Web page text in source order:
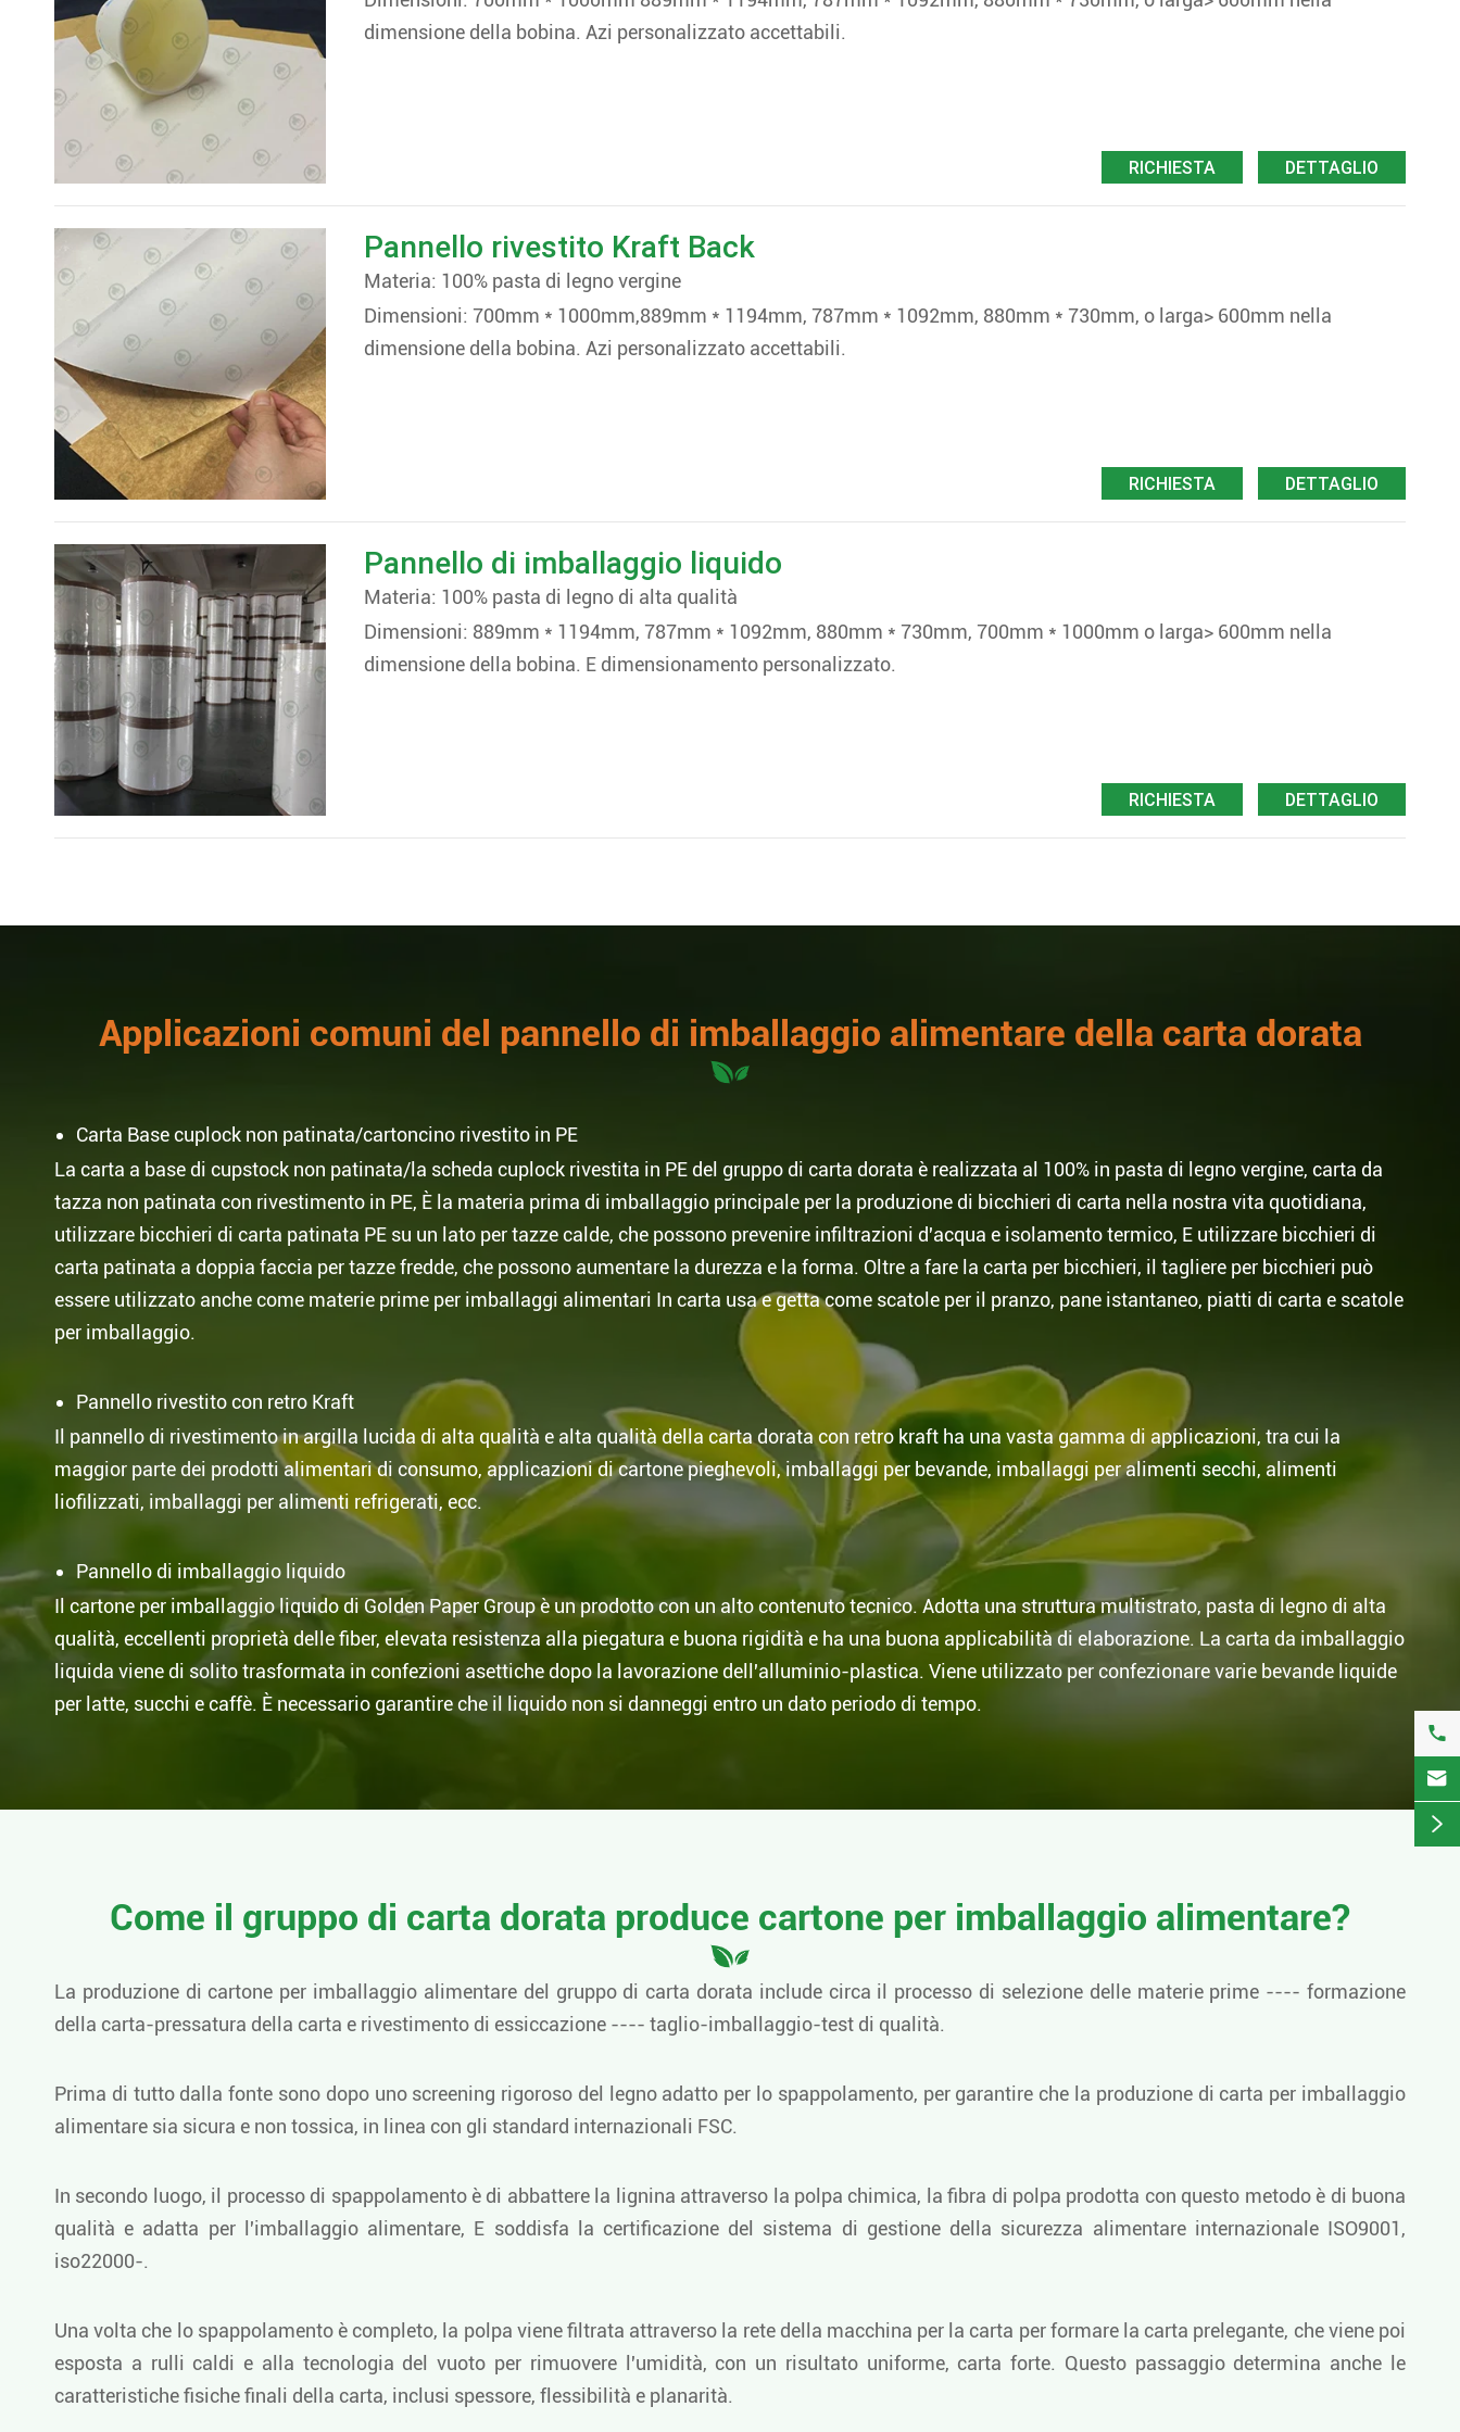
dimensione della bobina. Azi personalizzato accettabili.
RICHIESTA DETTAGLIO
Pannello rivestito Kraft Back
Materia: 100% pasta di legno vergine
Dimensioni: 700mm * 1000mm,889mm * 1194mm, 787mm * 1092mm, 880mm * 730mm, o larga> 600mm nella
dimensione della bobina. Azi personalizzato accettabili.
RICHIESTA DETTAGLIO
Pannello di imballaggio liquido
Materia: 100% pasta di legno di alta qualità
Dimensioni: 889mm * 1194mm, 787mm * 1092mm, 880mm * 730mm, 700mm * 1000mm o larga> 600mm nella
dimensione della bobina. E dimensionamento personalizzato.
RICHIESTA DETTAGLIO
Applicazioni comuni del pannello di imballaggio alimentare della carta dorata
Carta Base cuplock non patinata/cartoncino rivestito in PE
La carta a base di cupstock non patinata/la scheda cuplock rivestita in PE del gruppo di carta dorata è realizzata al 100% in pasta di legno vergine, carta da
tazza non patinata con rivestimento in PE, È la materia prima di imballaggio principale per la produzione di bicchieri di carta nella nostra vita quotidiana,
utilizzare bicchieri di carta patinata PE su un lato per tazze calde, che possono prevenire infiltrazioni d'acqua e isolamento termico, E utilizzare bicchieri di
carta patinata a doppia faccia per tazze fredde, che possono aumentare la durezza e la forma. Oltre a fare la carta per bicchieri, il tagliere per bicchieri può
essere utilizzato anche come materie prime per imballaggi alimentari In carta usa e getta come scatole per il pranzo, pane istantaneo, piatti di carta e scatole
per imballaggio.
Pannello rivestito con retro Kraft
Il pannello di rivestimento in argilla lucida di alta qualità e alta qualità della carta dorata con retro kraft ha una vasta gamma di applicazioni, tra cui la
maggior parte dei prodotti alimentari di consumo, applicazioni di cartone pieghevoli, imballaggi per bevande, imballaggi per alimenti secchi, alimenti
liofilizzati, imballaggi per alimenti refrigerati, ecc.
Pannello di imballaggio liquido
Il cartone per imballaggio liquido di Golden Paper Group è un prodotto con un alto contenuto tecnico. Adotta una struttura multistrato, pasta di legno di alta
qualità, eccellenti proprietà delle fiber, elevata resistenza alla piegatura e buona rigidità e ha una buona applicabilità di elaborazione. La carta da imballaggio
liquida viene di solito trasformata in confezioni asettiche dopo la lavorazione dell'alluminio-plastica. Viene utilizzato per confezionare varie bevande liquide
per latte, succhi e caffè. È necessario garantire che il liquido non si danneggi entro un dato periodo di tempo.
Come il gruppo di carta dorata produce cartone per imballaggio alimentare?
La produzione di cartone per imballaggio alimentare del gruppo di carta dorata include circa il processo di selezione delle materie prime ---- formazione
della carta-pressatura della carta e rivestimento di essiccazione ---- taglio-imballaggio-test di qualità.
Prima di tutto dalla fonte sono dopo uno screening rigoroso del legno adatto per lo spappolamento, per garantire che la produzione di carta per imballaggio
alimentare sia sicura e non tossica, in linea con gli standard internazionali FSC.
In secondo luogo, il processo di spappolamento è di abbattere la lignina attraverso la polpa chimica, la fibra di polpa prodotta con questo metodo è di buona
qualità e adatta per l'imballaggio alimentare, E soddisfa la certificazione del sistema di gestione della sicurezza alimentare internazionale ISO9001,
iso22000-.
Una volta che lo spappolamento è completo, la polpa viene filtrata attraverso la rete della macchina per la carta per formare la carta prelegante, che viene poi
esposta a rulli caldi e alla tecnologia del vuoto per rimuovere l'umidità, con un risultato uniforme, carta forte. Questo passaggio determina anche le
caratteristiche fisiche finali della carta, inclusi spessore, flessibilità e planarità.


